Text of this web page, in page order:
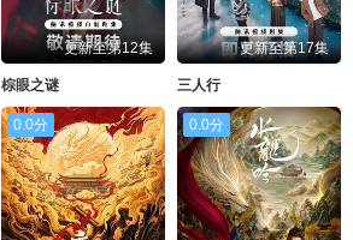
更新至第12集
棕眼之谜
更新至第17集
三人行
0.0分 0.0分